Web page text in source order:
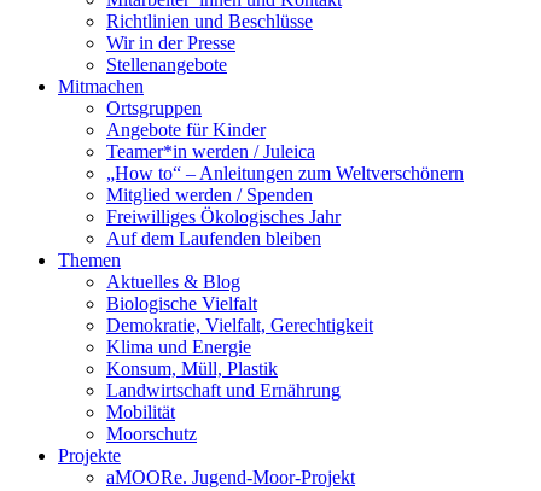
Richtlinien und Beschlüsse
Wir in der Presse
Stellenangebote
Mitmachen
Ortsgruppen
Angebote für Kinder
Teamer*in werden / Juleica
„How to“ – Anleitungen zum Weltverschönern
Mitglied werden / Spenden
Freiwilliges Ökologisches Jahr
Auf dem Laufenden bleiben
Themen
Aktuelles & Blog
Biologische Vielfalt
Demokratie, Vielfalt, Gerechtigkeit
Klima und Energie
Konsum, Müll, Plastik
Landwirtschaft und Ernährung
Mobilität
Moorschutz
Projekte
aMOORe. Jugend-Moor-Projekt